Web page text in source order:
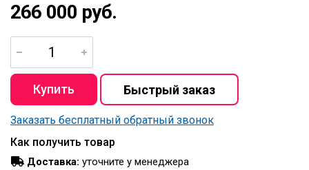
266 000 руб.
Заказать бесплатный обратный звонок
Как получить товар
Доставка: уточните у менеджера